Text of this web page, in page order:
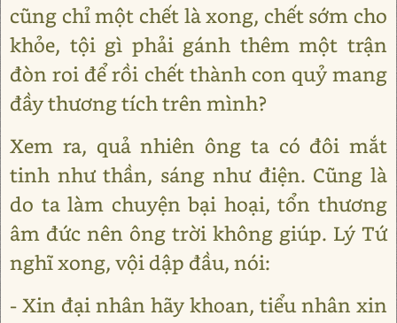
cũng chỉ một chết là xong, chết sớm cho
khỏe, tội gì phải gánh thêm một trận
đòn roi để rồi chết thành con quỷ mang
đầy thương tích trên mình?
Xem ra, quả nhiên ông ta có đôi mắt
tinh như thần, sáng như điện. Cũng là
do ta làm chuyện bại hoại, tổn thương
âm đức nên ông trời không giúp. Lý Tứ
nghĩ xong, vội dập đầu, nói:
- Xin đại nhân hãy khoan, tiểu nhân xin